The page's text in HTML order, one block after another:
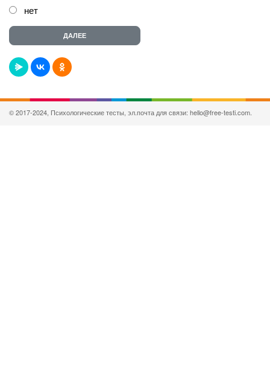
нет
© 2017-2024, Психологические тесты, эл.почта для связи: hello@free-testi.com.